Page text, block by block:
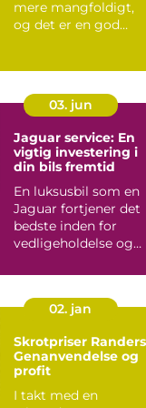
mere mangfoldigt,
og det er en god
03. jun
Jaguar service: En
vigtig investering i
din bils fremtid
En luksusbil som en
Jaguar fortjener det
bedste inden for
vedligeholdelse og
...
02. jan
Skrotpriser
Genanvendelse og
profit
I takt med en